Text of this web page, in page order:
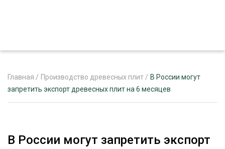
РЕКЛАМОДАТЕЛЯМ
Главная / Производство древесных плит / В России могут
запретить экспорт древесных плит на 6 месяцев
В России могут запретить экспорт